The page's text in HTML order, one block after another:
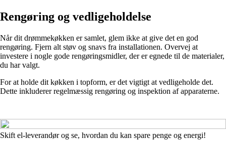
Rengøring og vedligeholdelse
Når dit drømmekøkken er samlet, glem ikke at give det en god
rengøring. Fjern alt støv og snavs fra installationen. Overvej at
investere i nogle gode rengøringsmidler, der er egnede til de materialer,
du har valgt.
For at holde dit køkken i topform, er det vigtigt at vedligeholde det.
Dette inkluderer regelmæssig rengøring og inspektion af apparaterne.
Skift el-leverandør og se, hvordan du kan spare penge og energi!